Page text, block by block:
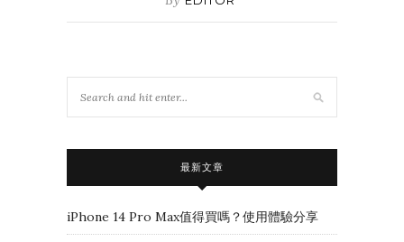
最新文章
iPhone 14 Pro Max值得買嗎？使用體驗分享